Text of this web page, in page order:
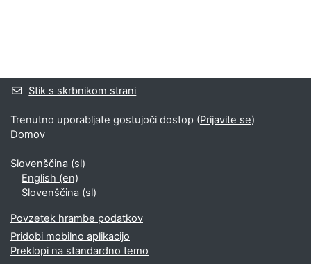
Stik s skrbnikom strani
Trenutno uporabljate gostujoči dostop (Prijavite se)
Domov
Slovenščina ‎(sl)‎
English ‎(en)‎
Slovenščina ‎(sl)‎
Povzetek hrambe podatkov
Pridobi mobilno aplikacijo
Preklopi na standardno temo